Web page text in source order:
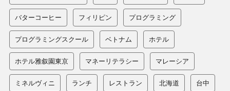
バターコーヒー フィリピン プログラミング
プログラミングスクール ベトナム ホテル
ホテル雅叙園東京 マネーリテラシー マレーシア
ミネルヴィニ ランチ レストラン 北海道 台中